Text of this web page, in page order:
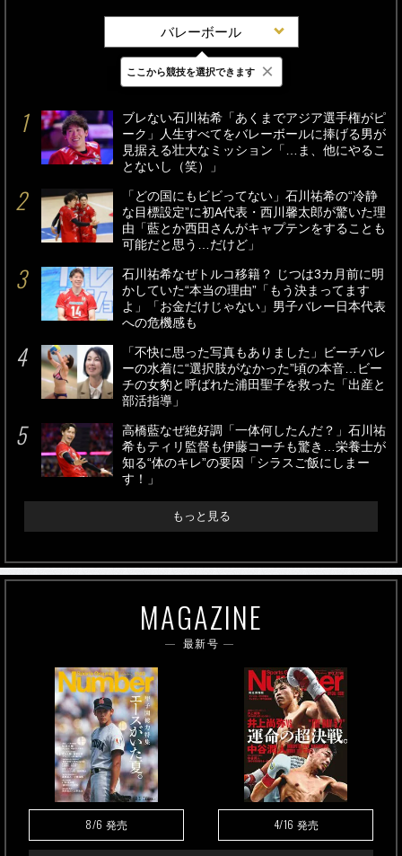
バレーボール
最新 24時間 週間
ブレない石川祐希「あくまでアジア選手権がピ
ーク」人生すべてをバレーボールに捧げる男が
見据える壮大なミッション「…ま、他にやるこ
とないし（笑）」
「どの国にもビビってない」石川祐希の“冷静
な目標設定”に初A代表・西川馨太郎が驚いた理
由「藍とか西田さんがキャプテンをすることも
可能だと思う…だけど」
石川祐希なぜトルコ移籍？ じつは3カ月前に明
かしていた“本当の理由”「もう決まってます
よ」「お金だけじゃない」男子バレー日本代表
への危機感も
「不快に思った写真もありました」ビーチバレ
ーの水着に“選択肢がなかった”頃の本音…ビー
チの女豹と呼ばれた浦田聖子を救った「出産と
部活指導」
高橋藍なぜ絶好調「一体何したんだ？」石川祐
希もティリ監督も伊藤コーチも驚き…栄養士が
知る“体のキレ”の要因「シラスご飯にしまー
す！」
もっと見る
MAGAZINE
最新号
8/6 発売 4/16 発売
ここから競技を選択できます ×